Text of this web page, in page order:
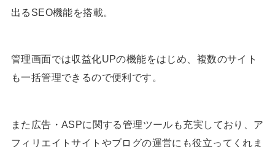
出るSEO機能を搭載。
管理画面では収益化UPの機能をはじめ、複数のサイト
も一括管理できるので便利です。
また広告・ASPに関する管理ツールも充実しており、ア
フィリエイトサイトやブログの運営にも役立ってくれま